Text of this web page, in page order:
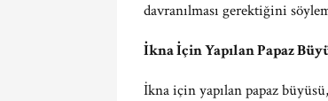
davranılması gerektiğini
İkna İçin Yapılan Papaz
İkna için yapılan papaz